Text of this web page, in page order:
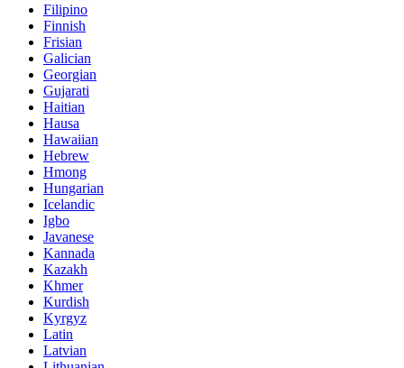
Filipino
Finnish
Frisian
Galician
Georgian
Gujarati
Haitian
Hausa
Hawaiian
Hebrew
Hmong
Hungarian
Icelandic
Igbo
Javanese
Kannada
Kazakh
Khmer
Kurdish
Kyrgyz
Latin
Latvian